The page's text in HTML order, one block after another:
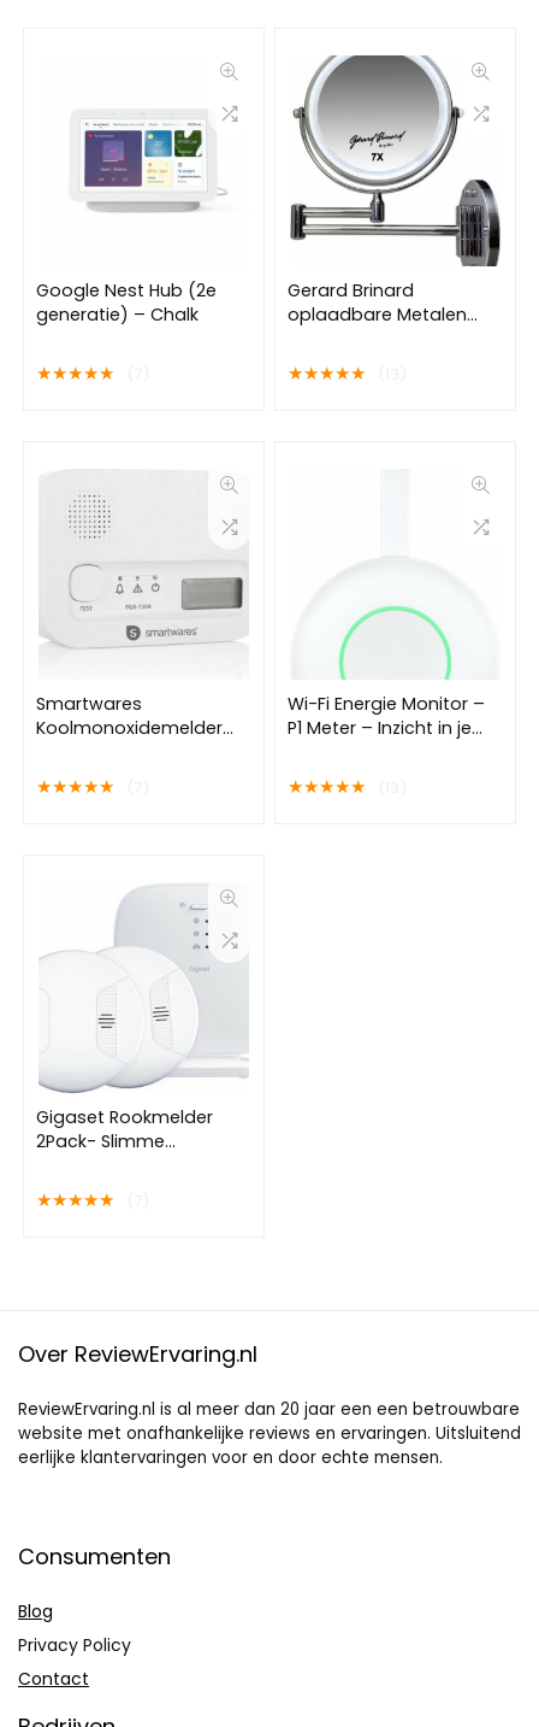
Google Nest Hub (2e
generatie) – Chalk
★★★★★
Gerard Brinard
oplaadbare Metalen
badkamer LED Spiegel
dimbaar chroom,
★★★★★
Smartwares
Koolmonoxidemelder
levensduur – BSI
Gecertificeerd – CO
★★★★★
Wi-Fi Energie Monitor –
P1 Meter – Inzicht in je
★★★★★
Gigaset Rookmelder
2Pack- Slimme
levensduur batterij –
Werkt met Philips Hue en
★★★★★
Over ReviewErvaring.nl
ReviewErvaring.nl is al meer dan 20 jaar een een betrouwbare
website met onafhankelijke reviews en ervaringen. Uitsluitend
eerlijke klantervaringen voor en door echte mensen.
Consumenten
Blog
Privacy Policy
Contact